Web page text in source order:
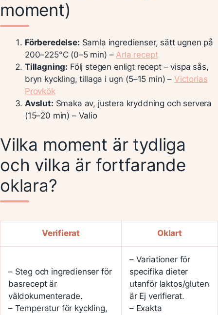
moment)
Förberedelse: Samla ingredienser, sätt ugnen på
200–225°C (0–5 min) – Arla recept
Tillagning: Följ stegen enligt recept – vispa sås,
bryn kyckling, tillaga i ugn (5–15 min) – Victorias
Provkök
Avslut: Smaka av, justera kryddning och servera
(15–20 min) – Valio
Vilka moment är tydliga
och vilka är fortfarande
oklara?
Verifierat Oklart
– Steg och ingredienser för
basrecept är
väldokumenterade.
– Temperatur för kyckling,
– Variationer för
specifika dieter
utanför laktos/gluten
är Ej verifierat.
– Exakta